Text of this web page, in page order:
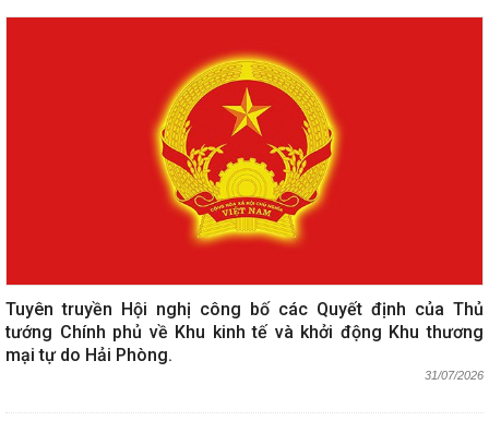
Tuyên truyền Hội nghị công bố các Quyết định của Thủ
tướng Chính phủ về Khu kinh tế và khởi động Khu thương
mại tự do Hải Phòng.
31/07/2026